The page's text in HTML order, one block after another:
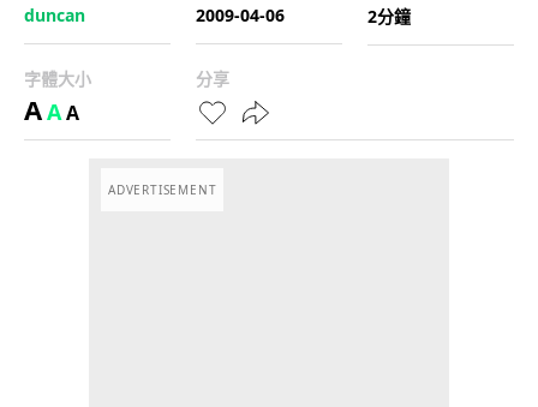
duncan
2009-04-06
2分鐘
字體大小
AAA
分享
ADVERTISEMENT